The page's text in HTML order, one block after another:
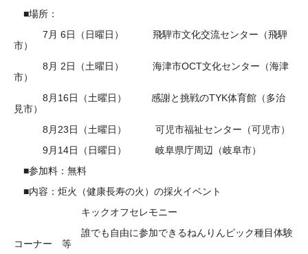
■場所：
7月 6日（日曜日） 飛騨市文化交流センター（飛騨
市）
8月 2日（土曜日） 海津市OCT文化センター（海津
市）
8月16日（土曜日） 感謝と挑戦のTYK体育館（多治
見市）
8月23日（土曜日） 可児市福祉センター（可児市）
9月14日（日曜日） 岐阜県庁周辺（岐阜市）
■参加料：無料
■内容：炬火（健康長寿の火）の採火イベント
キックオフセレモニー
誰でも自由に参加できるねんりんピック種目体験
コーナー 等